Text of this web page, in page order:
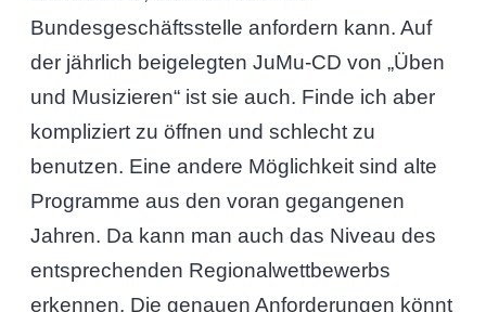
Bundesgeschäftsstelle anfordern kann. Auf
der jährlich beigelegten JuMu-CD von „Üben
und Musizieren“ ist sie auch. Finde ich aber
kompliziert zu öffnen und schlecht zu
benutzen. Eine andere Möglichkeit sind alte
Programme aus den voran gegangenen
Jahren. Da kann man auch das Niveau des
entsprechenden Regionalwettbewerbs
erkennen. Die genauen Anforderungen könnt